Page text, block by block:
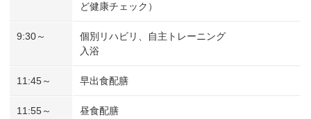
ど健康チェック）
9:30～
個別リハビリ、自主トレーニング
入浴
11:45～ 早出食配膳
11:55～
昼食配膳